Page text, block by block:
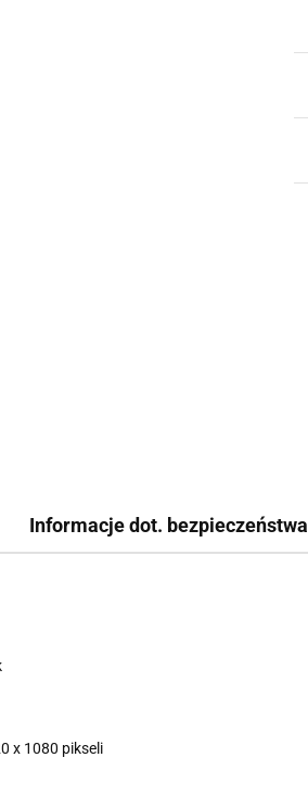
Informacje dot. bezpieczeństwa
x 1080 pikseli